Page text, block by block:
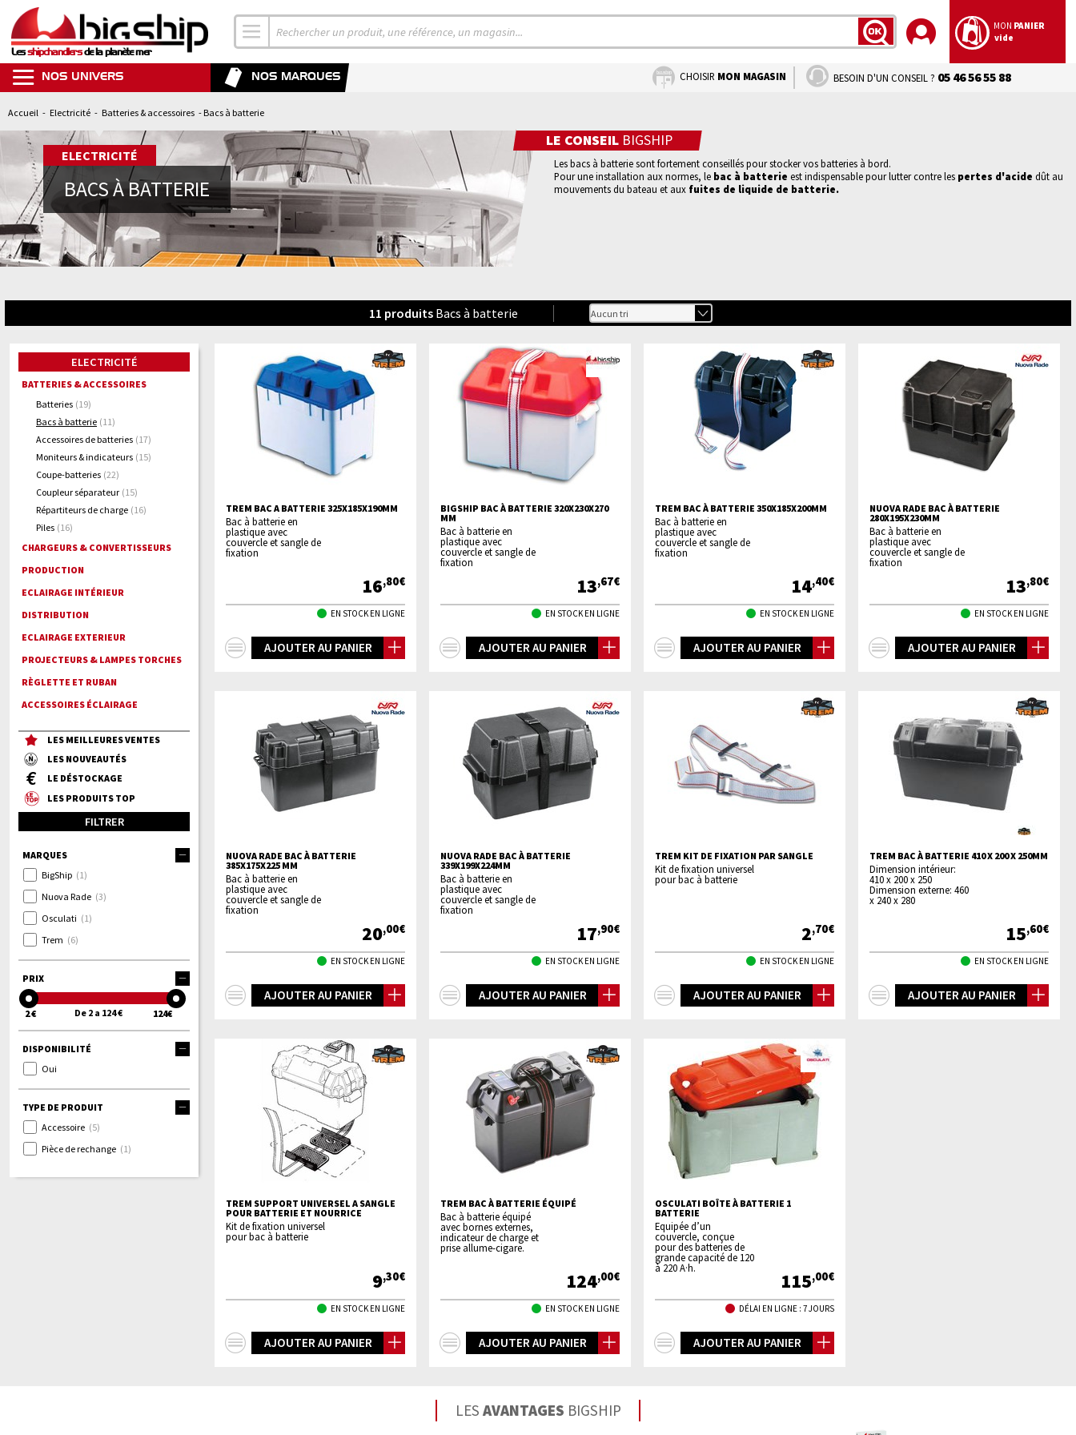
Lesshipchandlersde la planète mer
LANCER
MON PANIER
vide
NOS UNIVERS NOS MARQUES CHOISIR MON MAGASIN BESOIN D'UN CONSEIL ? 05 46 56 55 88
Accueil - Electricité - Batteries & accessoires - Bacs à batterie
LE CONSEIL BIGSHIP
Les bacs à batterie sont fortement conseillés pour stocker vos batteries à bord.
Pour une installation aux normes, le bac à batterie est indispensable pour lutter contre les pertes d'acide dût au
mouvements du bateau et aux fuites de liquide de batterie.
ELECTRICITÉ
BACS À BATTERIE
11 produitsBacs à batterie
ELECTRICITÉ
BATTERIES & ACCESSOIRES
Batteries (19)
Bacs à batterie (11)
Accessoires de batteries (17)
Moniteurs & indicateurs (15)
Coupe-batteries (22)
Coupleur séparateur (15)
Répartiteurs de charge (16)
Piles (16)
CHARGEURS & CONVERTISSEURS
PRODUCTION
ECLAIRAGE INTÉRIEUR
DISTRIBUTION
ECLAIRAGE EXTERIEUR
PROJECTEURS & LAMPES TORCHES
RÈGLETTE ET RUBAN
ACCESSOIRES ÉCLAIRAGE
LES MEILLEURES VENTES
LES NOUVEAUTÉS
LE DÉSTOCKAGE
LES PRODUITS TOP
FILTRER
MARQUES
BigShip (1)
Nuova Rade (3)
Osculati (1)
Trem (6)
PRIX
2 € 124€
De 2 a 124 €
DISPONIBILITÉ
Oui
TYPE DE PRODUIT
Accessoire (5)
Pièce de rechange (1)
TREM BAC A BATTERIE 325X185X190MM
Bac à batterie en
plastique avec
couvercle et sangle de
fixation
16,80€
EN STOCK EN LIGNE
AJOUTER AU PANIER
BIGSHIP BAC À BATTERIE 320X230X270
MM
Bac à batterie en
plastique avec
couvercle et sangle de
fixation
13,67€
EN STOCK EN LIGNE
AJOUTER AU PANIER
TREM BAC À BATTERIE 350X185X200MM
Bac à batterie en
plastique avec
couvercle et sangle de
fixation
14,40€
EN STOCK EN LIGNE
AJOUTER AU PANIER
NUOVA RADE BAC À BATTERIE
280X195X230MM
Bac à batterie en
plastique avec
couvercle et sangle de
fixation
13,80€
EN STOCK EN LIGNE
AJOUTER AU PANIER
NUOVA RADE BAC À BATTERIE
385X175X225 MM
Bac à batterie en
plastique avec
couvercle et sangle de
fixation
20,00€
EN STOCK EN LIGNE
AJOUTER AU PANIER
NUOVA RADE BAC À BATTERIE
339X199X224MM
Bac à batterie en
plastique avec
couvercle et sangle de
fixation
17,90€
EN STOCK EN LIGNE
AJOUTER AU PANIER
TREM KIT DE FIXATION PAR SANGLE
Kit de fixation universel
pour bac à batterie
2,70€
EN STOCK EN LIGNE
AJOUTER AU PANIER
TREM BAC À BATTERIE 410 X 200 X 250MM
Dimension intérieur:
410 x 200 x 250
Dimension externe: 460
x 240 x 280
15,60€
EN STOCK EN LIGNE
AJOUTER AU PANIER
TREM SUPPORT UNIVERSEL A SANGLE
POUR BATTERIE ET NOURRICE
Kit de fixation universel
pour bac à batterie
9,30€
EN STOCK EN LIGNE
AJOUTER AU PANIER
TREM BAC À BATTERIE ÉQUIPÉ
Bac à batterie équipé
avec bornes externes,
indicateur de charge et
prise allume-cigare.
124,00€
EN STOCK EN LIGNE
AJOUTER AU PANIER
OSCULATI BOÎTE À BATTERIE 1
BATTERIE
Equipée d’un
couvercle, conçue
pour des batteries de
grande capacité de 120
à 220 A·h.
115,00€
DÉLAI EN LIGNE : 7 JOURS
AJOUTER AU PANIER
LES AVANTAGES BIGSHIP